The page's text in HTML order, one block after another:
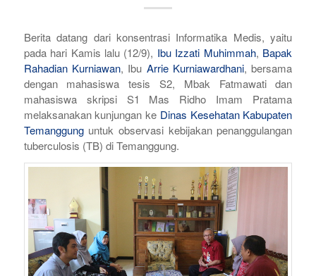
Berita datang dari konsentrasi Informatika Medis, yaitu
pada hari Kamis lalu (12/9), Ibu Izzati Muhimmah, Bapak
Rahadian Kurniawan, Ibu Arrie Kurniawardhani, bersama
dengan mahasiswa tesis S2, Mbak Fatmawati dan
mahasiswa skripsi S1 Mas Ridho Imam Pratama
melaksanakan kunjungan ke Dinas Kesehatan Kabupaten
Temanggung untuk observasi kebijakan penanggulangan
tuberculosis (TB) di Temanggung.